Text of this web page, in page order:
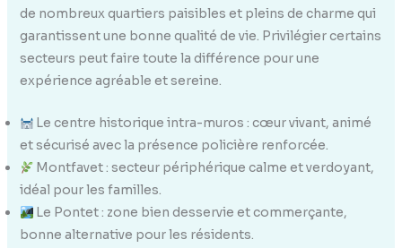
de nombreux quartiers paisibles et pleins de charme qui
garantissent une bonne qualité de vie. Privilégier certains
secteurs peut faire toute la différence pour une
expérience agréable et sereine.
Le centre historique intra-muros : cœur vivant, animé
et sécurisé avec la présence policière renforcée.
Montfavet : secteur périphérique calme et verdoyant,
idéal pour les familles.
Le Pontet : zone bien desservie et commerçante,
bonne alternative pour les résidents.